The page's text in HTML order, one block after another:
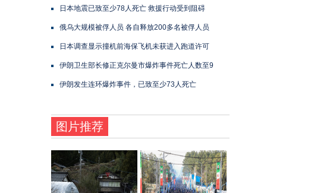
日本地震已致至少78人死亡 救援行动受到阻碍
俄乌大规模被俘人员 各自释放200多名被俘人员
日本调查显示撞机前海保飞机未获进入跑道许可
伊朗卫生部长修正克尔曼市爆炸事件死亡人数至9
伊朗发生连环爆炸事件，已致至少73人死亡
图片推荐